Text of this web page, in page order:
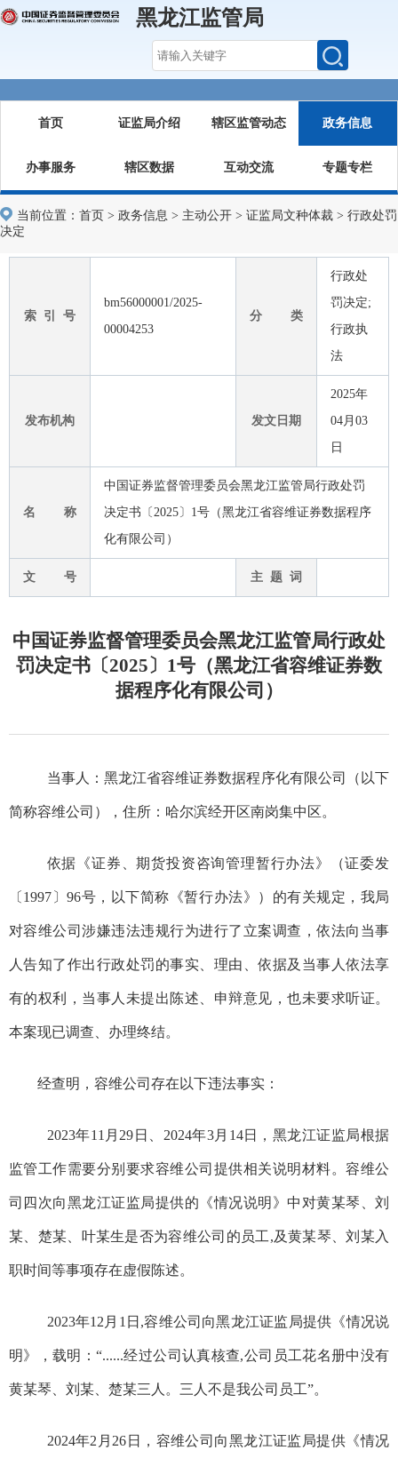
黑龙江监管局
首页 证监局介绍 辖区监管动态 政务信息
办事服务 辖区数据 互动交流 专题专栏
当前位置： 首页 > 政务信息 > 主动公开 > 证监局文种体裁 > 行政处罚
决定
索 引 号
bm56000001/2025-
00004253
分 类
行政处
罚决定;
行政执
法
发布机构 发文日期
2025年
04月03
日
名 称
中国证券监督管理委员会黑龙江监管局行政处罚
决定书〔2025〕1号（黑龙江省容维证券数据程序
化有限公司）
文 号 主 题 词
中国证券监督管理委员会黑龙江监管局行政处
罚决定书〔2025〕1号（黑龙江省容维证券数
据程序化有限公司）
当事人： 黑龙江省容维证券数据程序化有限公司 （以下
简称容维公司），住所： 哈尔滨经开区南岗集中区。
依据 《证券、期货投资咨询管理暂行办法》（证委发
〔1997〕96号，以下简称《暂行办法》） 的有关规定，我局
对容维公司涉嫌违法违规行为进行了立案调查 ，依法向当事
人告知了作出行政处罚的事实、理由、依据及当事人依法享
有的权利，当事人未提出陈述、申辩意见，也未要求听证。
本案现已调查、 办理终结。
经查明， 容维公司存在以下违法事实：
2023年11月29日、2024年3月14日，黑龙江证监局根据
监管工作需要分别要求容维公司提供相关说明材料。容维公
司四次向黑龙江证监局提供的《情况说明》中对黄某琴、刘
某、楚某、叶某生是否为容维公司的员工,及黄某琴、刘某入
职时间等事项存在虚假陈述。
2023年12月1日,容维公司向黑龙江证监局提供《情况说
明》，载明：“......经过公司认真核查,公司员工花名册中没有
黄某琴、刘某、楚某三人。三人不是我公司员工”。
2024年2月26日，容维公司向黑龙江证监局提供《情况